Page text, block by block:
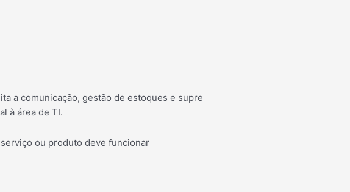
a comunicação, gestão de estoques e supre
à área de TI.
ou produto deve funcionar